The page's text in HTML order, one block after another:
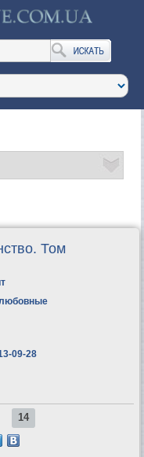
Том
09-28
14